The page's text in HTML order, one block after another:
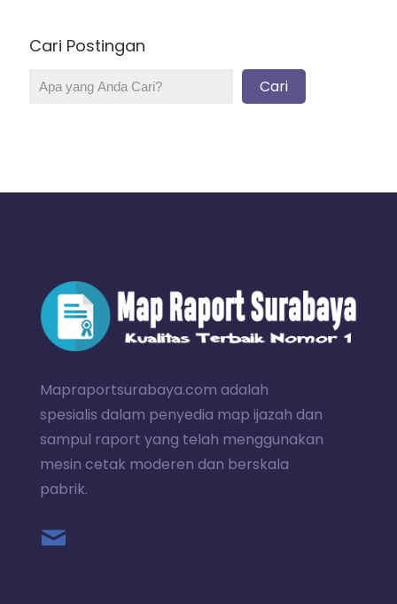
Cari Postingan
Cari
Mapraportsurabaya.com adalah
spesialis dalam penyedia map ijazah dan
sampul raport yang telah menggunakan
mesin cetak moderen dan berskala
pabrik.